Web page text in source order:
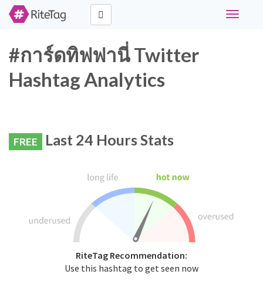
Toggle
#การ์ดทิฟฟานี่ Twitter
Hashtag Analytics
FREE Last 24 Hours Stats
RiteTag Recommendation:
Use this hashtag to get seen now